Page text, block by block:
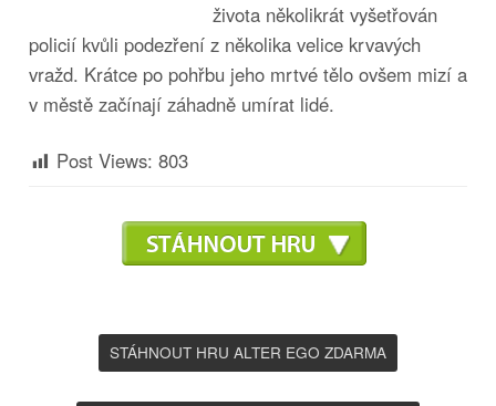
života několikrát vyšetřován
policií kvůli podezření z několika velice krvavých
vražd. Krátce po pohřbu jeho mrtvé tělo ovšem mizí a
v městě začínají záhadně umírat lidé.
Post Views: 803
STÁHNOUT HRU ALTER EGO ZDARMA